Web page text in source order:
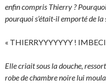
enfin compris Thierry ?
pourquoi s’était-il emporté de la
« THIERRYYYYYYY !
Elle criait sous la douche,
robe de chambre noire lui